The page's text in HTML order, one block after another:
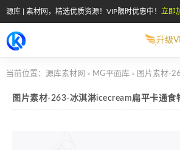
源库 | 素材网，精选优质资源！VIP限时优惠中！ 立即
升级
当前位置： 源库素材网 > MG平面库 > 图片素材-263-冰淇
图片素材-263-冰淇淋icecream扁平卡通食